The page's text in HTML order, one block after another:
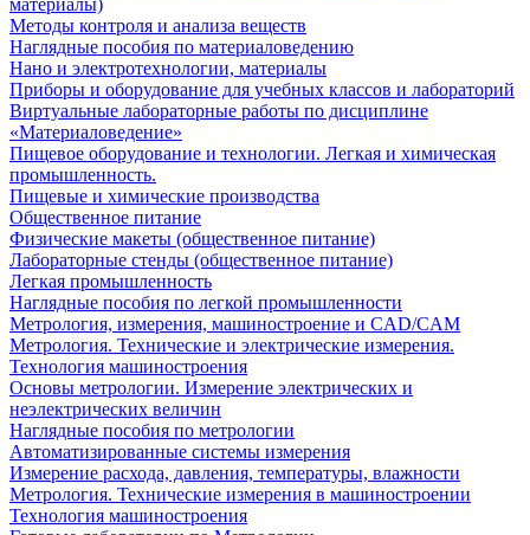
материалы)
Методы контроля и анализа веществ
Наглядные пособия по материаловедению
Нано и электротехнологии, материалы
Приборы и оборудование для учебных классов и лабораторий
Виртуальные лабораторные работы по дисциплине
«Материаловедение»
Пищевое оборудование и технологии. Легкая и химическая
промышленность.
Пищевые и химические производства
Общественное питание
Физические макеты (общественное питание)
Лабораторные стенды (общественное питание)
Легкая промышленность
Наглядные пособия по легкой промышленности
Метрология, измерения, машиностроение и CAD/CAM
Метрология. Технические и электрические измерения.
Технология машиностроения
Основы метрологии. Измерение электрических и
неэлектрических величин
Наглядные пособия по метрологии
Автоматизированные системы измерения
Измерение расхода, давления, температуры, влажности
Метрология. Технические измерения в машиностроении
Технология машиностроения